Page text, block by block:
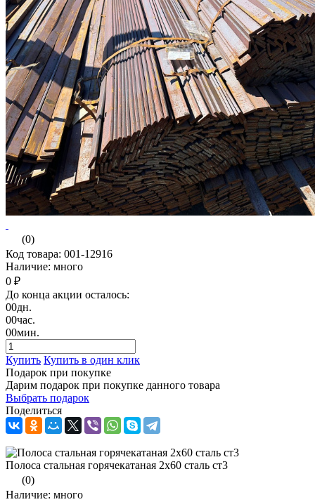
(0)
Код товара: 001-12916
Наличие: много
0 ₽
До конца акции осталось:
00дн.
00час.
00мин.
Купить Купить в один клик
Подарок при покупке
Дарим подарок при покупке данного товара
Выбрать подарок
Поделиться
Полоса стальная горячекатаная 2х60 сталь ст3
(0)
Наличие: много